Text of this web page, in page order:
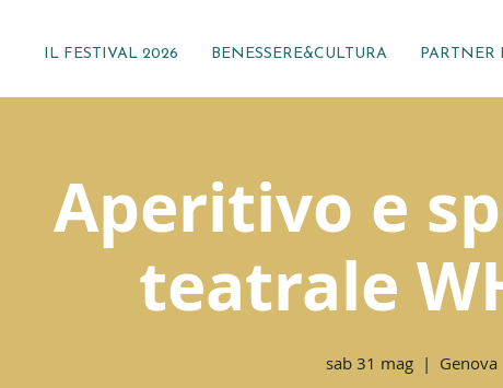
IL FESTIVAL 2026 BENESSERE&CULTURA PARTNER
Aperitivo e
teatrale
sab 31 mag
  |
Genova